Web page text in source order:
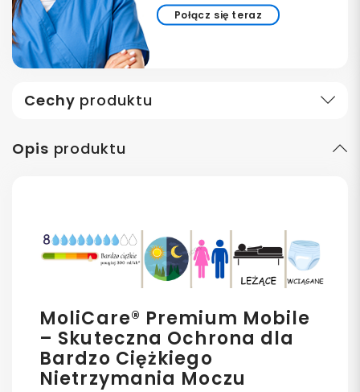
Połącz się teraz
Cechy produktu
Opis produktu
MoliCare® Premium Mobile
– Skuteczna Ochrona dla
Bardzo Ciężkiego
Nietrzymania Moczu